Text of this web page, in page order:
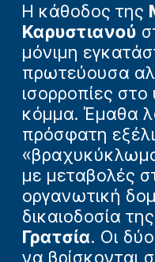
Η κάθοδος της
Καρυστιανού
μόνιμη
πρωτεύουσα
ισορροπίες
κόμμα. Έμαθα
πρόσφατη
με μεταβολές
οργανωτική
δικαιοδοσία
Γρατσία. Οι
να βρίσκονται